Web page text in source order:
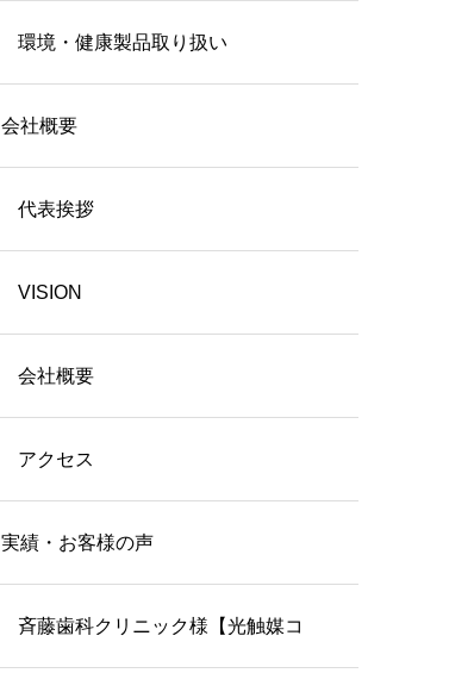
環境・健康製品取り扱い
会社概要
代表挨拶
VISION
会社概要
アクセス
実績・お客様の声
斉藤歯科クリニック様【光触媒コ